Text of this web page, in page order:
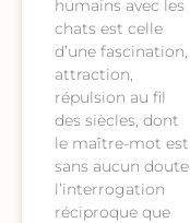
humains avec les
chats est celle
d’une fascination,
attraction,
répulsion au fil
des siècles, dont
le maître-mot est
sans aucun doute
l’interrogation
réciproque que